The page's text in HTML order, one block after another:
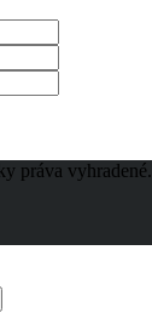
práva vyhradené.